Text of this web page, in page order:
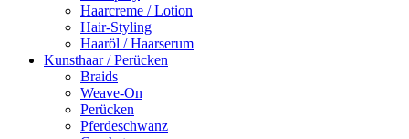
Haarcreme / Lotion
Hair-Styling
Haaröl / Haarserum
Kunsthaar / Perücken
Braids
Weave-On
Perücken
Pferdeschwanz